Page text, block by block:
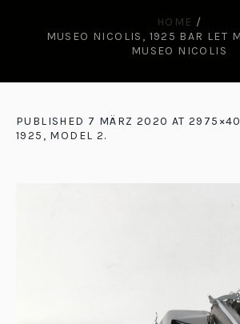
HOME /
MUSEO NICOLIS, 1925 BAR LET
MUSEO NICOLIS
PUBLISHED 7 MÄRZ 2020 AT
1925, MODEL 2.